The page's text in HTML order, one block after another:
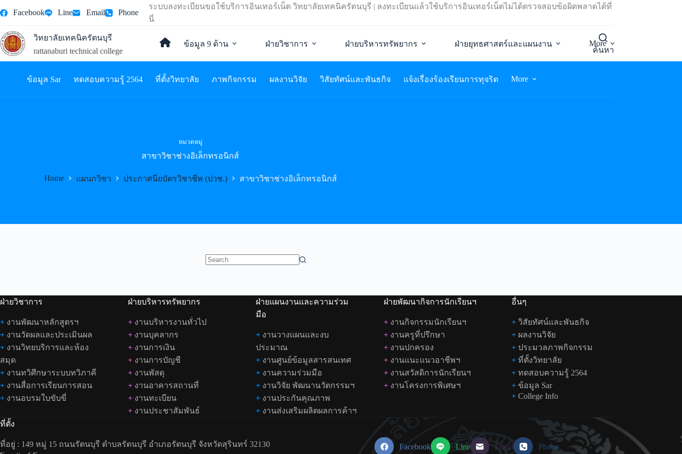
Facebook Line Email Phone
ระบบลงทะเบียนขอใช้บริการอินเทอร์เน็ต วิทยาลัยเทคนิครัตนบุรี | ลงทะเบียนแล้วใช้บริการอินเทอร์เน็ตไม่ได้ตรวจสอบข้อผิดพลาดได้ที่
นี่
วิทยาลัยเทคนิครัตนบุรี
rattanaburi technical college
หน้าแรก
ข้อมูล 9 ด้าน ฝ่ายวิชาการ ฝ่ายบริหารทรัพยากร ฝ่ายยุทธศาสตร์และแผนงาน More
ค้นหา
ข้อมูล Sar ทดสอบความรู้ 2564 ที่ตั้งวิทยาลัย ภาพกิจกรรม ผลงานวิจัย วิสัยทัศน์และพันธกิจ แจ้งเรื่องร้องเรียนการทุจริต More
หมวดหมู่
สาขาวิชาช่างอิเล็กทรอนิกส์
Home แผนกวิชา ประกาศนียบัตรวิชาชีพ (ปวช.) สาขาวิชาช่างอิเล็กทรอนิกส์
ฝ่ายวิชาการ
+ งานพัฒนาหลักสูตรฯ
+ งานวัดผลและประเมินผล
+ งานวิทยบริการและห้อง
สมุด
+ งานทวิศึกษาระบบทวิภาคี
+ งานสื่อการเรียนการสอน
+ งานอบรมใบขับขี่
ฝ่ายบริหารทรัพยากร
+ งานบริหารงานทั่วไป
+ งานบุคลากร
+ งานการเงิน
+ งานการบัญชี
+ งานพัสดุ
+ งานอาคารสถานที่
+ งานทะเบียน
+ งานประชาสัมพันธ์
ฝ่ายแผนงานและความร่วม
มือ
+ งานวางแผนและงบ
ประมาณ
+ งานศูนย์ข้อมูลสารสนเทศ
+ งานความร่วมมือ
+ งานวิจัย พัฒนานวัตกรรมฯ
+ งานประกันคุณภาพ
+ งานส่งเสริมผลิตผลการค้าฯ
ฝ่ายพัฒนากิจการนักเรียนฯ
+ งานกิจกรรมนักเรียนฯ
+ งานครูที่ปรึกษา
+ งานปกครอง
+ งานแนะแนวอาชีพฯ
+ งานสวัสดิการนักเรียนฯ
+ งานโครงการพิเศษฯ
อื่นๆ
+ วิสัยทัศน์และพันธกิจ
+ ผลงานวิจัย
+ ประมวลภาพกิจกรรม
+ ที่ตั้งวิทยาลัย
+ ทดสอบความรู้ 2564
+ ข้อมูล Sar
+ College Info
ที่ตั้ง
ที่อยู่ : 149 หมู่ 15 ถนนรัตนบุรี ตำบลรัตนบุรี อำเภอรัตนบุรี จังหวัดสุรินทร์ 32130
Facebook Line Email Phone